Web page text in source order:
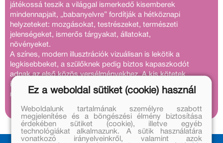
játékossá teszik a világgal ismerkedő kisemberek
mindennapjait, „babanyelvre” fordítják a hétköznapi
helyzeteket: mozgásokat, testrészeket, természeti
jelenségeket, ismerős tárgyakat, állatokat,
növényeket.
A színes, modern illusztrációk vizuálisan is lekötik a
legkisebbeket, a szülőknek pedig biztos kapaszkodót
adnak az első közös versélményekhez. A kis kötetek
ideális első könyvek: strapabírók, szerethetők, és újra
meg újra elő lehet őket venni.
Ez a weboldal sütiket (cookie) használ
Weboldalunk tartalmának személyre szabott
megjelenítése és a böngészési élmény biztosítása
érdekében sütiket (cookie), illetve egyéb
technológiákat alkalmazunk. A sütik használatára
vonatkozó irányelveinkről, valamint azok